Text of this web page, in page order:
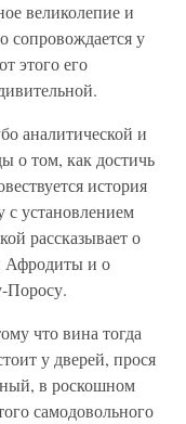
великолепие и
сопровождается у
этого его
аналитической и
о том, как достичь
история
установлением
рассказывает о
Афродиты и о
Поросу.
что вина тогда
у дверей, прося
в роскошном
самодовольного